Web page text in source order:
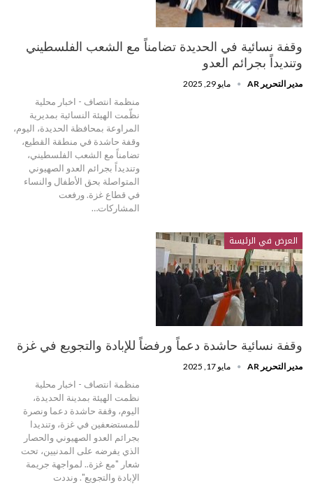
وقفة نسائية في الحديدة تضامناً مع الشعب الفلسطيني
وتنديداً بجرائم العدو
مدير التحرير AR مايو 29, 2025
منظمة انتصاف - اخبار محلية
نظّمت الهيئة النسائية بمديرية
المراوعة بمحافظة الحديدة، اليوم،
وقفة حاشدة في منطقة القطيع،
تضامناً مع الشعب الفلسطيني،
وتنديداً بجرائم العدو الصهيوني
المتواصلة بحق الأطفال والنساء
في قطاع غزة. ورفعت
المشاركات…
العرض في الرئيسة
وقفة نسائية حاشدة دعماً ورفضاً للإبادة والتجويع في غزة
مدير التحرير AR مايو 17, 2025
منظمة انتصاف - اخبار محلية
نظمت الهيئة بمدينة الحديدة،
اليوم، وقفة حاشدة دعما ونصرة
للمستضعفين في غزة، وتنديدا
بجرائم العدو الصهيوني والحصار
الذي يفرضه على المدنيين، تحت
شعار "مع غزة.. لمواجهة جريمة
الإبادة والتجويع". ونددت